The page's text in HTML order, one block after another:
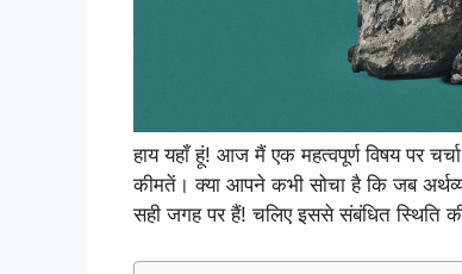
हाय यहाँ हूं! आज मैं एक महत्वपूर्ण विषय पर
कीमतें। क्या आपने कभी सोचा है कि जब
सही जगह पर हैं! चलिए इससे संबंधित स्थिति